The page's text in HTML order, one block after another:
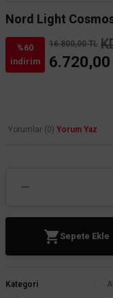
Nord Light
%60
indirim
16.800,00 TL
6.720,00
Yorumlar (0) Yorum Yaz
Sepete Ekle
Kategori